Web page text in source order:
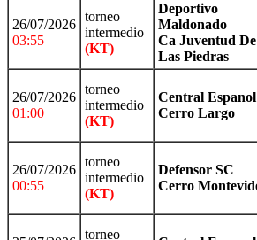
26/07/2026
03:55
torneo
intermedio
(KT)
Deportivo
Maldonado
Ca Juventud De
Las Piedras
26/07/2026
01:00
torneo
intermedio
(KT)
Central Espanol
Cerro Largo
26/07/2026
00:55
torneo
intermedio
(KT)
Defensor SC
Cerro
torneo